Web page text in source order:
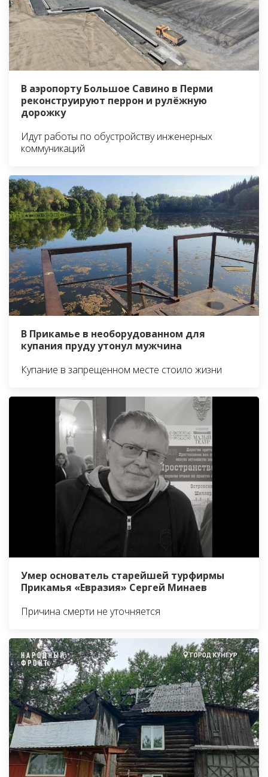
В аэропорту Большое Савино в Перми
реконструируют перрон и рулёжную
дорожку
Идут работы по обустройству инженерных
коммуникаций
В Прикамье в необорудованном для
купания пруду утонул мужчина
Купание в запрещенном месте стоило жизни
Умер основатель старейшей турфирмы
Прикамья «Евразия» Сергей Минаев
Причина смерти не уточняется